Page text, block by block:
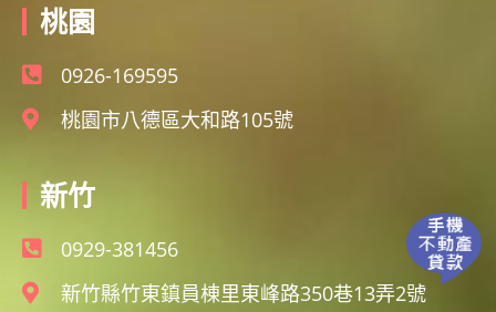
桃園
0926-169595
桃園市八德區大和路105號
新竹
0929-381456
新竹縣竹東鎮員棟里東峰路350巷13弄2號